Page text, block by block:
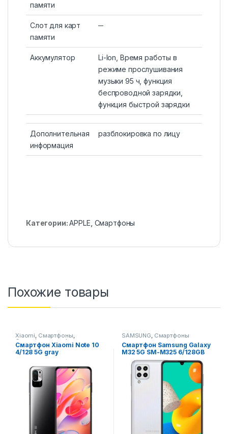
памяти
Слот для карт
памяти
─
Аккумулятор
Li-Ion, Время работы в
режиме прослушивания
музыки 95 ч, функция
беспроводной зарядки,
функция быстрой зарядки
Дополнительная
информация
разблокировка по лицу
Категории:APPLE Смартфоны
Похожие товары
Xiaomi, Смартфоны,
Смартфоны,телефоны,
гаджеты, аксессуары
Смартфон Xiaomi Note 10
4/128 5G gray
SAMSUNG, Смартфоны
Смартфон Samsung Galaxy
M32 5G SM-M325 6/128GB
черный/ blue